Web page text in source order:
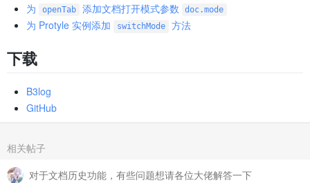
为
openTab 添加文档打开模式参数 doc.mode
为 Protyle 实例添加 switchMode 方法
下载
B3log
GitHub
相关帖子
对于文档历史功能，有些问题想请各位大佬解答一下